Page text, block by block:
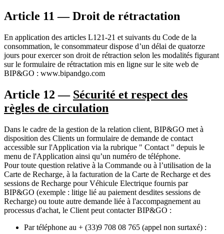
Article 11 — Droit de rétractation
En application des articles L121-21 et suivants du Code de la
consommation, le consommateur dispose d’un délai de quatorze
jours pour exercer son droit de rétraction selon les modalités figurant
sur le formulaire de rétractation mis en ligne sur le site web de
BIP&GO : www.bipandgo.com
Article 12 — Sécurité et respect des
règles de circulation
Dans le cadre de la gestion de la relation client, BIP&GO met à
disposition des Clients un formulaire de demande de contact
accessible sur l'Application via la rubrique " Contact " depuis le
menu de l'Application ainsi qu’un numéro de téléphone.
Pour toute question relative à la Commande ou à l’utilisation de la
Carte de Recharge, à la facturation de la Carte de Recharge et des
sessions de Recharge pour Véhicule Electrique fournis par
BIP&GO (exemple : litige lié au paiement desdites sessions de
Recharge) ou toute autre demande liée à l'accompagnement au
processus d'achat, le Client peut contacter BIP&GO :
Par téléphone au + (33)9 708 08 765 (appel non surtaxé) :